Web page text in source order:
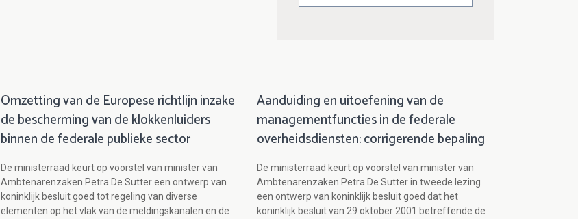
Omzetting van de Europese richtlijn inzake
de bescherming van de klokkenluiders
binnen de federale publieke sector
De ministerraad keurt op voorstel van minister van
Ambtenarenzaken Petra De Sutter een ontwerp van
koninklijk besluit goed tot regeling van diverse
elementen op het vlak van de meldingskanalen en de
Aanduiding en uitoefening van de
managementfuncties in de federale
overheidsdiensten: corrigerende bepaling
De ministerraad keurt op voorstel van minister van
Ambtenarenzaken Petra De Sutter in tweede lezing
een ontwerp van koninklijk besluit goed dat het
koninklijk besluit van 29 oktober 2001 betreffende de